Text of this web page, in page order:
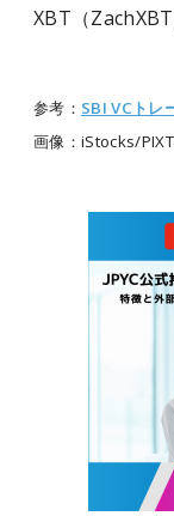
XBT（
参考： SBI VCトレ
画像：iStocks/